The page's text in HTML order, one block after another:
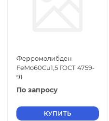
Ферромолибден
FeMo60Cu1,5 ГОСТ 4759-
91
По запросу
КУПИТЬ